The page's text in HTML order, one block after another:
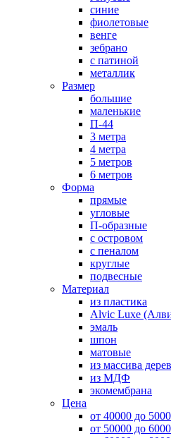
синие
фиолетовые
венге
зебрано
с патиной
металлик
Размер
большие
маленькие
П-44
3 метра
4 метра
5 метров
6 метров
Форма
прямые
угловые
П-образные
с островом
с пеналом
круглые
подвесные
Материал
из пластика
Alvic Luxe
эмаль
шпон
матовые
из массива
из МДФ
экомембрана
Цена
от 40000 до
от 50000 до